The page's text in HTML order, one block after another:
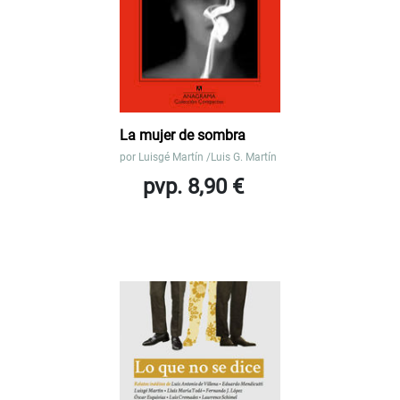
La mujer de sombra
por Luisgé Martín /Luis G. Martín
pvp. 8,90 €